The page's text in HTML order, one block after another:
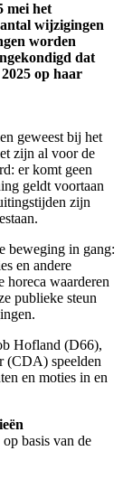
mei het
wijzigingen
worden
dat
op haar
geweest bij het
zijn al voor de
er komt geen
geldt voortaan
zijn
beweging in gang:
en andere
horeca waarderen
publieke steun
Hofland (D66),
(CDA) speelden
en moties in en
basis van de